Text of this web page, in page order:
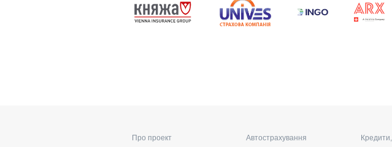
Про проект
Автострахування